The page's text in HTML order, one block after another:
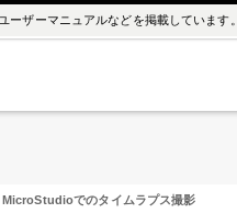
ザーマニュアルなどを掲載しています。
MicroStudioでのタイムラプス撮影